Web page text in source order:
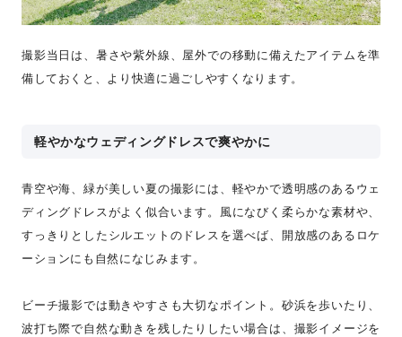
撮影当日は、暑さや紫外線、屋外での移動に備えたアイテムを準
備しておくと、より快適に過ごしやすくなります。
軽やかなウェディングドレスで爽やかに
青空や海、緑が美しい夏の撮影には、軽やかで透明感のあるウェ
ディングドレスがよく似合います。風になびく柔らかな素材や、
すっきりとしたシルエットのドレスを選べば、開放感のあるロケ
ーションにも自然になじみます。
ビーチ撮影では動きやすさも大切なポイント。砂浜を歩いたり、
波打ち際で自然な動きを残したりしたい場合は、撮影イメージを